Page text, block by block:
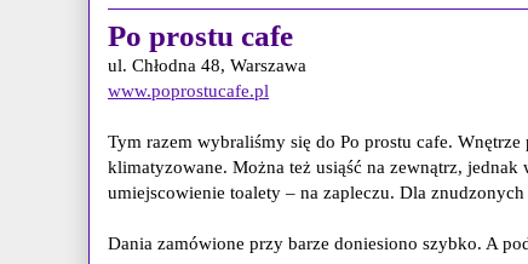
Po prostu cafe
ul. Chłodna 48, Warszawa
www.poprostucafe.pl
Tym razem wybraliśmy się do Po prostu cafe.
klimatyzowane. Można też usiąść na zewnątrz,
umiejscowienie toalety – na zapleczu. Dla
Dania zamówione przy barze doniesiono szybko. A